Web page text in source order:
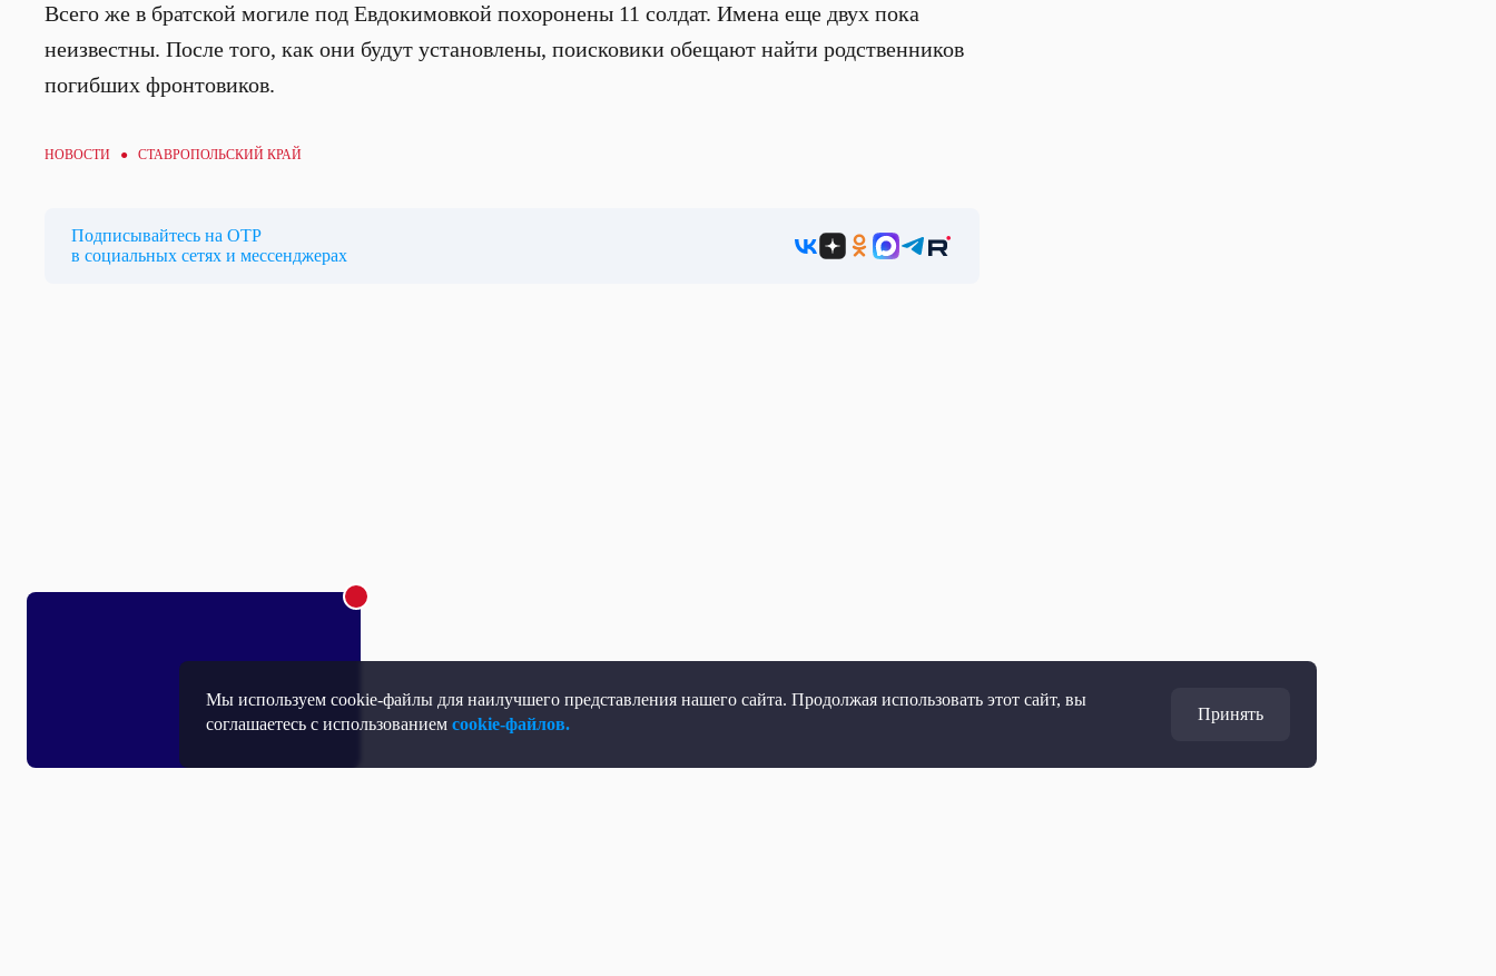
Мы используем cookie-файлы для наилучшего представления нашего сайта. Продолжая использовать этот сайт, вы
соглашаетесь с использованиемcookie-файлов.
Принять
Всего же в братской могиле под Евдокимовкой похоронены 11 солдат. Имена еще двух пока
неизвестны. После того, как они будут установлены, поисковики обещают найти родственников
погибших фронтовиков.
НОВОСТИ ● СТАВРОПОЛЬСКИЙ КРАЙ
Подписывайтесь на ОТР
в социальных сетях и мессенджерах